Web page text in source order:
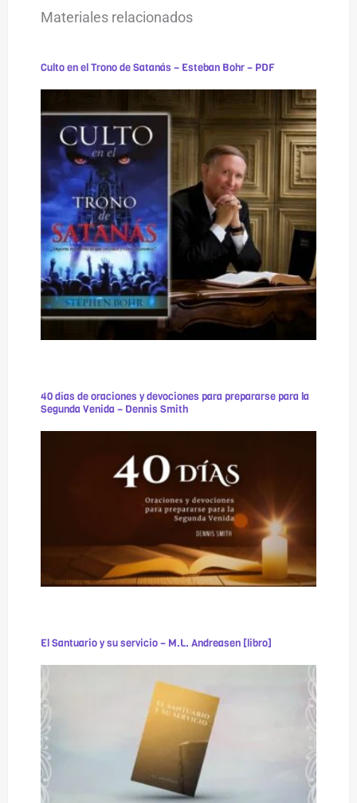
Materiales relacionados
Culto en el Trono de Satanás – Esteban Bohr – PDF
40 días de oraciones y devociones para prepararse para la
Segunda Venida – Dennis Smith
El Santuario y su servicio – M.L. Andreasen [libro]